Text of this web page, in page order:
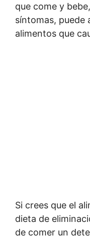
que come y
síntomas, puede
alimentos que
Si crees que el
dieta de
de comer un